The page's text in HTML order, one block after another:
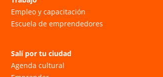
Empleo y capacitación
Escuela de emprendedores
Salí por tu ciudad
Agenda cultural